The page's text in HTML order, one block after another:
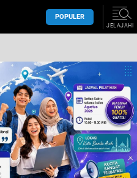
POPULER
JELAJAHI